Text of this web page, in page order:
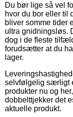
Du bør lige så vel
hvor du bor eller til
bliver somme tider
ultra gnidningsløs.
dog i de fleste
forudsætter at du
lager.
selvfølgelig særligt
produkter nu og
dobbelttjekker det
aktuelle produkt.